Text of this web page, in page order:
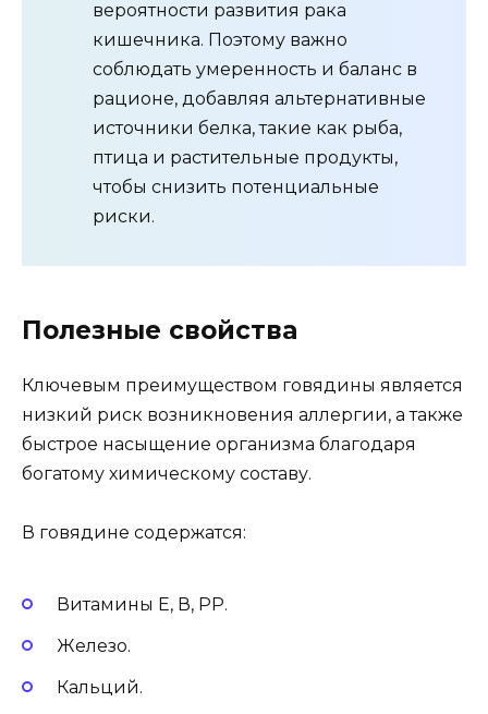
вероятности развития рака
кишечника. Поэтому важно
соблюдать умеренность и баланс в
рационе, добавляя альтернативные
источники белка, такие как рыба,
птица и растительные продукты,
чтобы снизить потенциальные
риски.
Полезные свойства
Ключевым преимуществом говядины является
низкий риск возникновения аллергии, а также
быстрое насыщение организма благодаря
богатому химическому составу.
В говядине содержатся:
Витамины Е, В, РР.
Железо.
Кальций.